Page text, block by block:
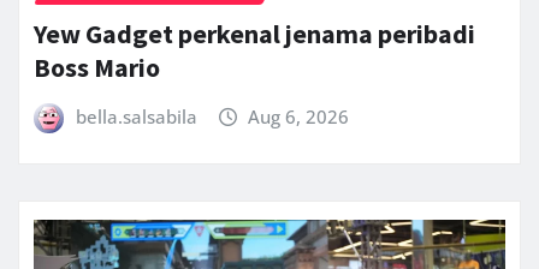
Yew Gadget perkenal jenama peribadi
Boss Mario
bella.salsabila Aug 6, 2026